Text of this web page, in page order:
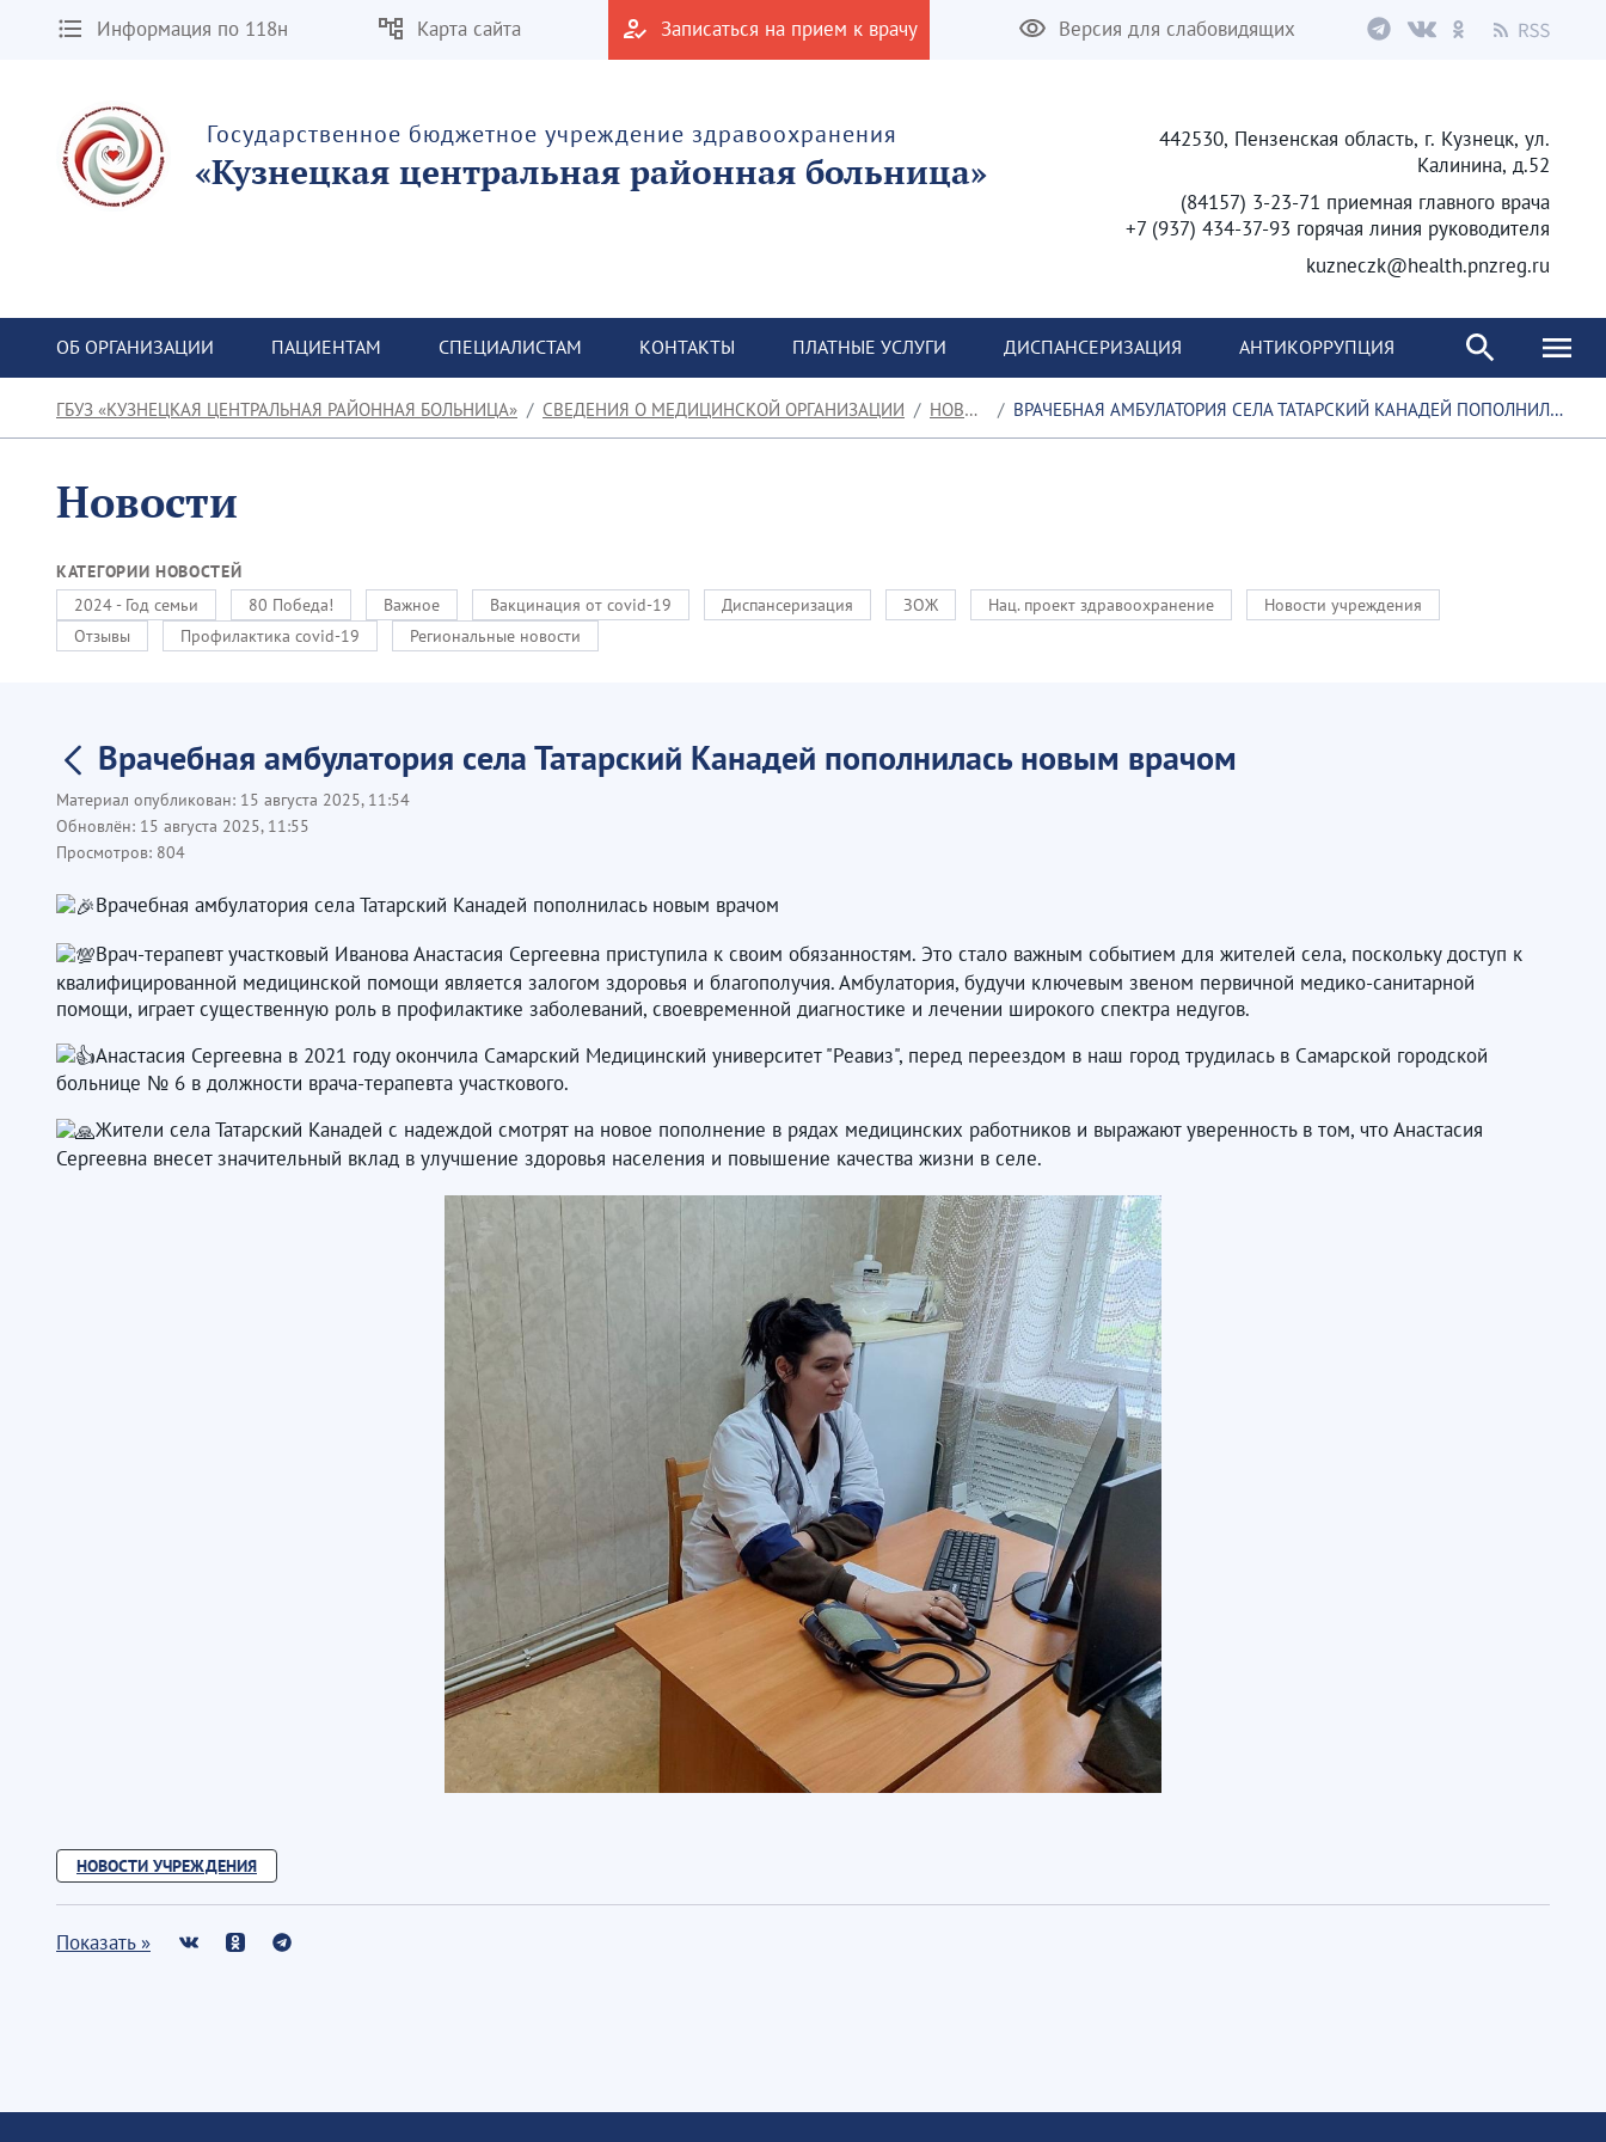
Информация по 118н Карта сайта Записаться на прием к врачу Версия для слабовидящих
Государственное бюджетное учреждение здравоохранения
«Кузнецкая центральная районная больница»
442530, Пензенская область, г. Кузнецк, ул.
Калинина, д.52
(84157) 3-23-71 приемная главного врача
+7 (937) 434-37-93 горячая линия руководителя
kuzneczk@health.pnzreg.ru
ОБ ОРГАНИЗАЦИИ ПАЦИЕНТАМ СПЕЦИАЛИСТАМ КОНТАКТЫ ПЛАТНЫЕ УСЛУГИ ДИСПАНСЕРИЗАЦИЯ АНТИКОРРУПЦИЯ
ГБУЗ «КУЗНЕЦКАЯ ЦЕНТРАЛЬНАЯ РАЙОННАЯ БОЛЬНИЦА» СВЕДЕНИЯ О МЕДИЦИНСКОЙ ОРГАНИЗАЦИИ НОВОСТИ ВРАЧЕБНАЯ АМБУЛАТОРИЯ СЕЛА ТАТАРСКИЙ КАНАДЕЙ ПОПОЛНИЛАСЬ НОВЫМ ВРАЧОМ
Новости
КАТЕГОРИИ НОВОСТЕЙ
2024 - Год семьи
80 Победа! Важное Вакцинация от covid-19 Диспансеризация ЗОЖ Нац. проект здравоохранение
Новости учреждения
Отзывы
Профилактика covid-19 Региональные новости
Врачебная амбулатория села Татарский Канадей пополнилась новым врачом
Материал опубликован: 15 августа 2025, 11:54
Обновлён: 15 августа 2025, 11:55
Просмотров: 804
Врачебная амбулатория села Татарский Канадей пополнилась новым врачом
Врач-терапевт участковый Иванова Анастасия Сергеевна приступила к своим обязанностям. Это стало важным событием для жителей села, поскольку доступ к
квалифицированной медицинской помощи является залогом здоровья и благополучия. Амбулатория, будучи ключевым звеном первичной медико-санитарной
помощи, играет существенную роль в профилактике заболеваний, своевременной диагностике и лечении широкого спектра недугов.
Анастасия Сергеевна в 2021 году окончила Самарский Медицинский университет "Реавиз", перед переездом в наш город трудилась в Самарской городской
больнице № 6 в должности врача-терапевта участкового.
Жители села Татарский Канадей с надеждой смотрят на новое пополнение в рядах медицинских работников и выражают уверенность в том, что Анастасия
Сергеевна внесет значительный вклад в улучшение здоровья населения и повышение качества жизни в селе.
НОВОСТИ УЧРЕЖДЕНИЯ
Показать »